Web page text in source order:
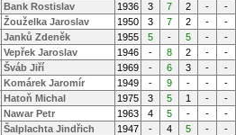
Bank Rostislav 1936 3 7 2 -
-
Žouželka Jaroslav 1950 3 7 2 -
-
Janků Zdeněk 1955 5 - 5 -
-
Vepřek Jaroslav 1946 - 8 2 -
-
Šváb Jiří 1969 - 6 3 -
-
Komárek Jaromír 1949 - 9 - -
-
Hatoň Michal 1975 3 5 1 -
-
Nawar Petr 1963 4 5 - -
-
Šalplachta Jindřich 1947 - 4 5 -
-